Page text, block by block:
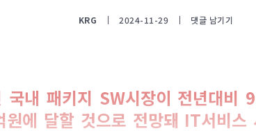
KRG 2024-11-29 댓글 남기기
국내 패키지 SW시장이 전년대비
에 달할 것으로 전망돼 IT서비스